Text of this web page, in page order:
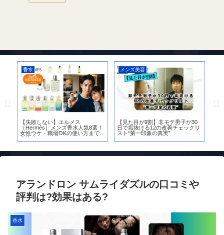
香水
【失敗しない】エルメス
［Hermès］メンズ香水人気8選！
女性ウケ・職場OKの使い方まで徹
底比較
メンズ美容
【見た目が9割】非モテ男子が30
日で垢抜ける12の改善チェックリ
スト“第一印象の真実”
アランドロン サムライダズルの口コミや
評判は?効果はある?
香水